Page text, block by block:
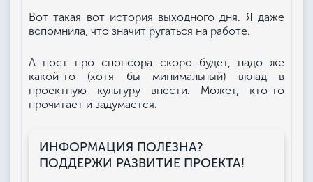
Вот такая вот история выходного дня. Я даже
вспомнила, что значит ругаться на работе.
А пост про спонсора скоро будет, надо же
какой-то (хотя бы минимальный) вклад в
проектную культуру внести. Может, кто-то
прочитает и задумается.
ИНФОРМАЦИЯ ПОЛЕЗНА?
ПОДДЕРЖИ РАЗВИТИЕ ПРОЕКТА!